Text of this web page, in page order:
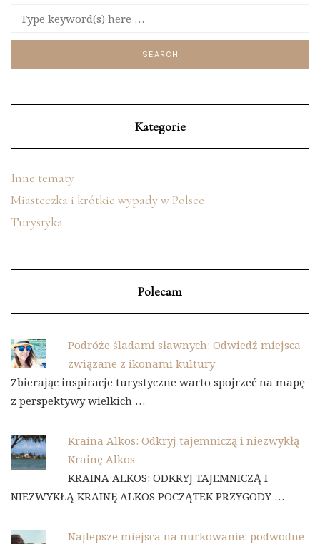
Kategorie
Inne tematy
Miasteczka i krótkie wypady w Polsce
Turystyka
Polecam
Podróże śladami sławnych: Odwiedź miejsca
związane z ikonami kultury
Zbierając inspiracje turystyczne warto spojrzeć na mapę
z perspektywy wielkich …
Kraina Alkos: Odkryj tajemniczą i niezwykłą
Krainę Alkos
KRAINA ALKOS: ODKRYJ TAJEMNICZĄ I
NIEZWYKŁĄ KRAINĘ ALKOS POCZĄTEK PRZYGODY …
Najlepsze miejsca na nurkowanie: podwodne